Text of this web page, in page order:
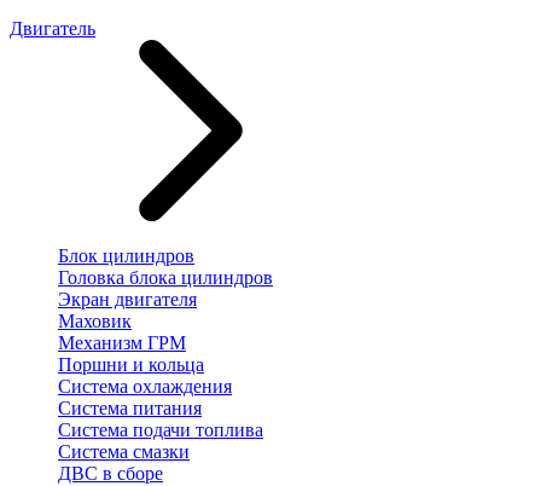
Двигатель
Блок цилиндров
Головка блока цилиндров
Экран двигателя
Маховик
Механизм ГРМ
Поршни и кольца
Система охлаждения
Система питания
Система подачи топлива
Система смазки
ДВС в сборе